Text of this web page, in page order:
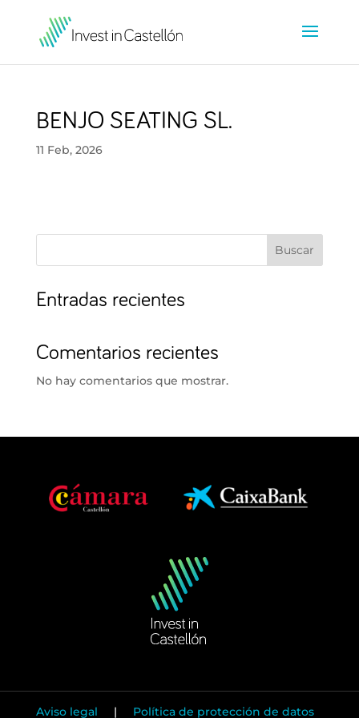
BENJO SEATING SL.
11 Feb, 2026
Buscar
Entradas recientes
Comentarios recientes
No hay comentarios que mostrar.
Aviso legal | Política de protección de datos